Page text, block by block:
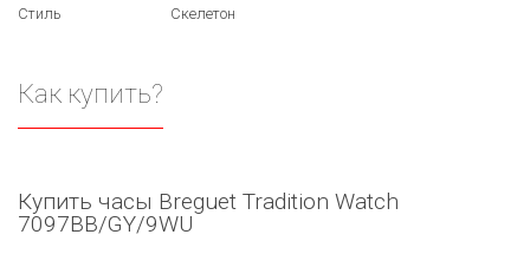
Стиль Скелетон
Как купить?
Купить часы Breguet Tradition Watch
7097BB/GY/9WU